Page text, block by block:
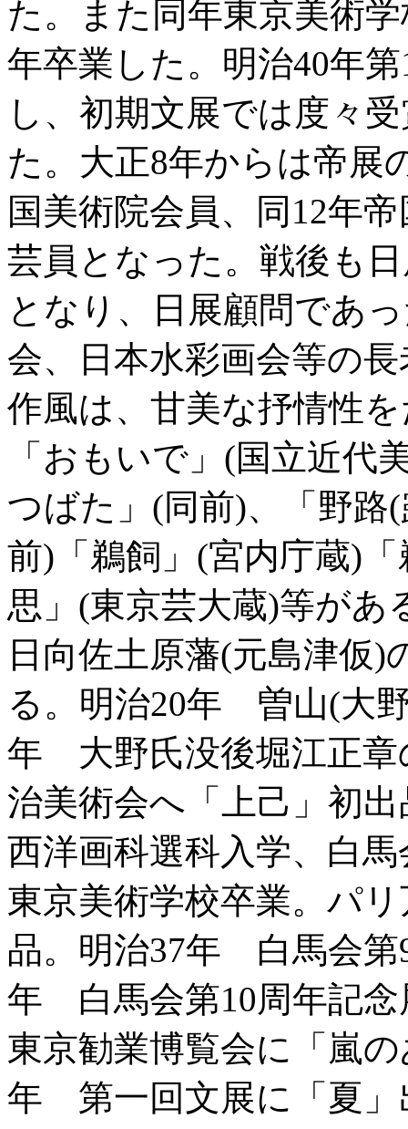
た。また同年東京美術
年卒業した。明治40年
し、初期文展では度々
た。大正8年からは帝展
国美術院会員、同12年
芸員となった。戦後も
となり、日展顧問であ
会、日本水彩画会等の
作風は、甘美な抒情性
「おもいで」(国立近代
つばた」(同前)、「野路
前)「鵜飼」(宮内庁蔵)
思」(東京芸大蔵)等が
日向佐土原藩(元島津仮)
る。明治20年 曽山(大
年 大野氏没後堀江正
治美術会へ「上己」初
西洋画科選科入学、白
東京美術学校卒業。パ
品。明治37年 白馬会第
年 白馬会第10周年記
東京勧業博覧会に「嵐
年 第一回文展に「夏」